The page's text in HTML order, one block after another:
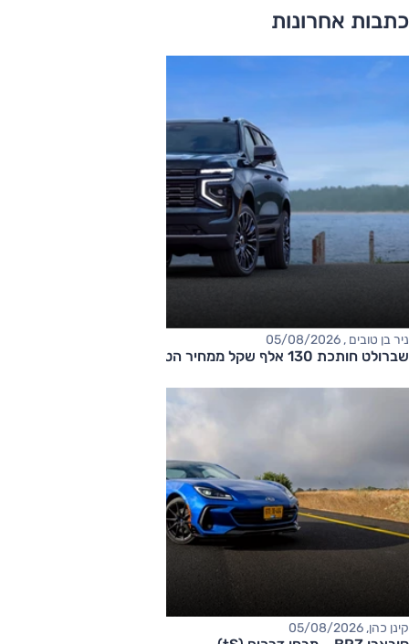
כתבות אחרונות
ניר בן טובים , 05/08/2026
שברולט חותכת 130 אלף שקל ממחיר הטאהו
קינן כהן, 05/08/2026